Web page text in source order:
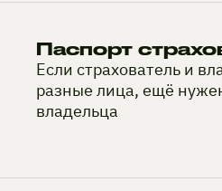
Паспорт
Если страхователь и
разные лица, ещё
владельца